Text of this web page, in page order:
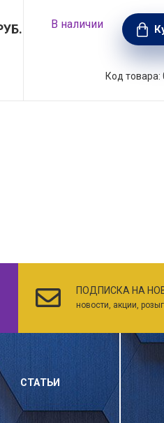
В наличии
Код
ПОДПИСКА НА
новости, акции,
СТАТЬИ